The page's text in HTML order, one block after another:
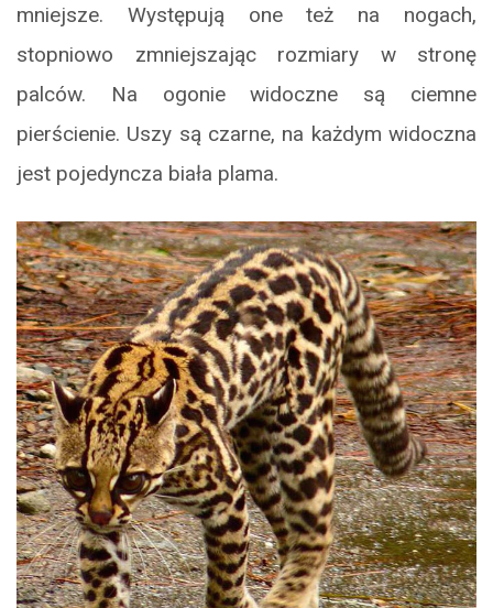
mniejsze. Występują one też na nogach,
stopniowo zmniejszając rozmiary w stronę
palców. Na ogonie widoczne są ciemne
pierścienie. Uszy są czarne, na każdym widoczna
jest pojedyncza biała plama.